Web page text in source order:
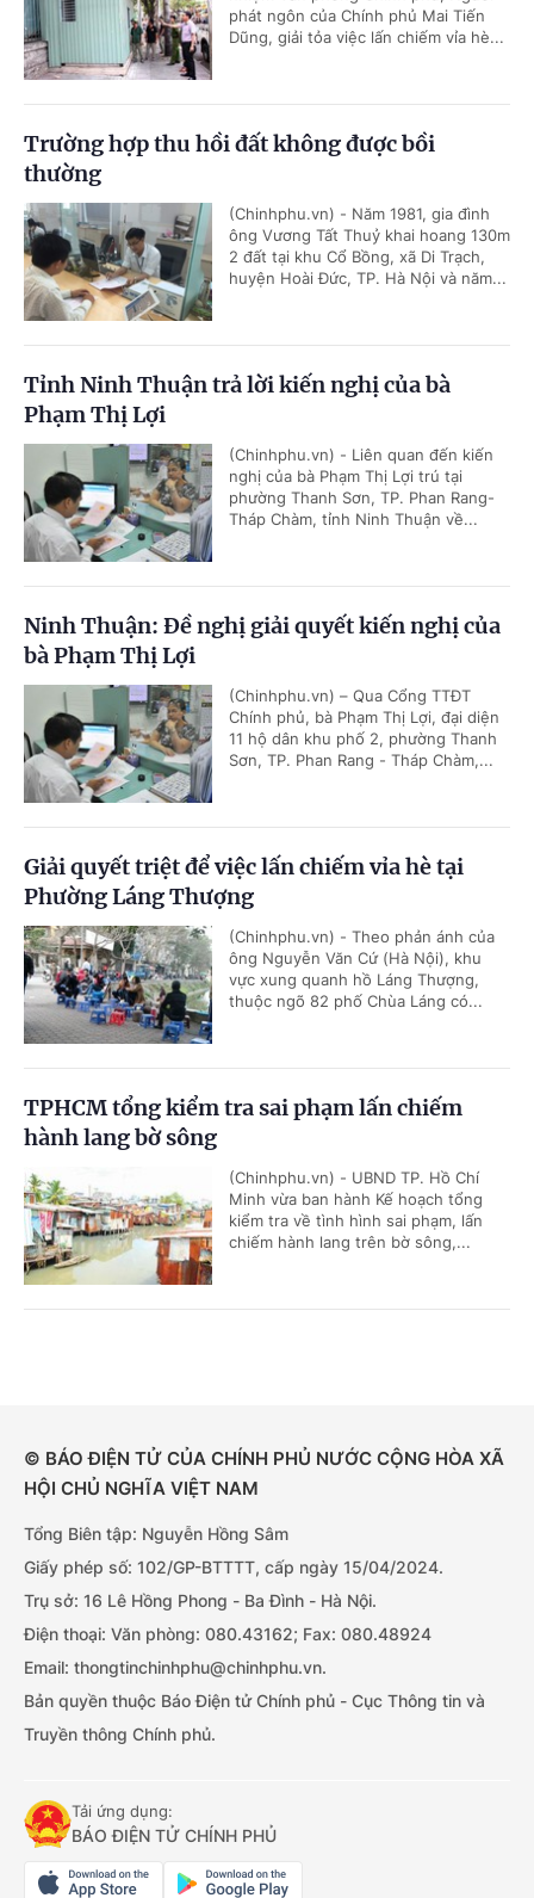
phát ngôn của Chính phủ Mai Tiến
Dũng, giải tỏa việc lấn chiếm vỉa hè...
Trường hợp thu hồi đất không được bồi
thường
(Chinhphu.vn) - Năm 1981, gia đình
ông Vương Tất Thuỷ khai hoang 130m
2 đất tại khu Cổ Bồng, xã Di Trạch,
huyện Hoài Đức, TP. Hà Nội và năm...
Tỉnh Ninh Thuận trả lời kiến nghị của bà
Phạm Thị Lợi
(Chinhphu.vn) - Liên quan đến kiến
nghị của bà Phạm Thị Lợi trú tại
phường Thanh Sơn, TP. Phan Rang-
Tháp Chàm, tỉnh Ninh Thuận về...
Ninh Thuận: Đề nghị giải quyết kiến nghị của
bà Phạm Thị Lợi
(Chinhphu.vn) – Qua Cổng TTĐT
Chính phủ, bà Phạm Thị Lợi, đại diện
11 hộ dân khu phố 2, phường Thanh
Sơn, TP. Phan Rang - Tháp Chàm,...
Giải quyết triệt để việc lấn chiếm vỉa hè tại
Phường Láng Thượng
(Chinhphu.vn) - Theo phản ánh của
ông Nguyễn Văn Cứ (Hà Nội), khu
vực xung quanh hồ Láng Thượng,
thuộc ngõ 82 phố Chùa Láng có...
TPHCM tổng kiểm tra sai phạm lấn chiếm
hành lang bờ sông
(Chinhphu.vn) - UBND TP. Hồ Chí
Minh vừa ban hành Kế hoạch tổng
kiểm tra về tình hình sai phạm, lấn
chiếm hành lang trên bờ sông,...
© BÁO ĐIỆN TỬ CỦA CHÍNH PHỦ NƯỚC CỘNG HÒA XÃ
HỘI CHỦ NGHĨA VIỆT NAM
Tổng Biên tập: Nguyễn Hồng Sâm
Giấy phép số: 102/GP-BTTTT, cấp ngày 15/04/2024.
Trụ sở: 16 Lê Hồng Phong - Ba Đình - Hà Nội.
Điện thoại: Văn phòng: 080.43162; Fax: 080.48924
Email: thongtinchinhphu@chinhphu.vn.
Bản quyền thuộc Báo Điện tử Chính phủ - Cục Thông tin và
Truyền thông Chính phủ.
Tải ứng dụng:
BÁO ĐIỆN TỬ CHÍNH PHỦ